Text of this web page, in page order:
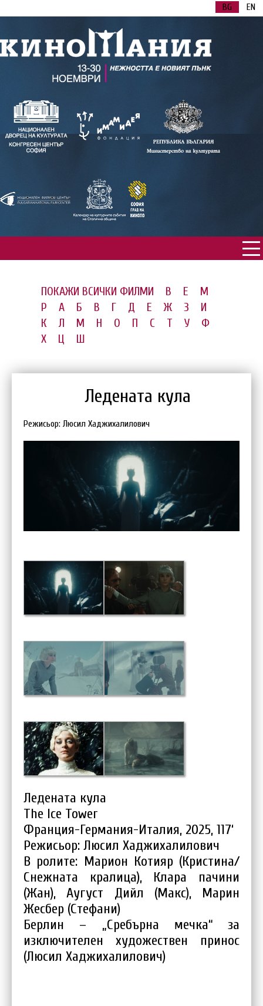
BG EN
ПОКАЖИ ВСИЧКИ ФИЛМИ B E
M
P
А Б В Г Д Е Ж З
И
К
Л М Н О П С Т У
Ф
Х
Ц Ш
Ледената кула
Режисьор: Люсил Хаджихалилович
Ледената кула
The Ice Tower
Франция-Германия-Италия, 2025, 117‘
Режисьор: Люсил Хаджихалилович
В ролите: Марион Котияр (Кристина/
Снежната кралица), Клара пачини
(Жан), Аугуст Дийл (Макс), Марин
Жесбер (Стефани)
Берлин – „Сребърна мечка“ за
изключителен художествен принос
(Люсил Хаджихалилович)